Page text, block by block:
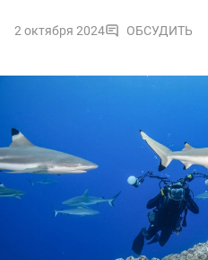
2 октября 2024 ОБСУДИТЬ